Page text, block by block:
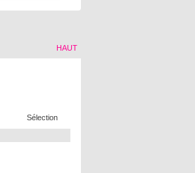
HAUT
Sélection